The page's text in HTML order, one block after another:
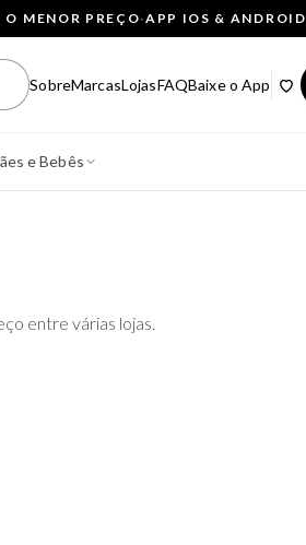
MENOR PREÇO·APP IOS & ANDROID
SobreMarcasLojasFAQBaixe o App
e Bebês
entre várias lojas.